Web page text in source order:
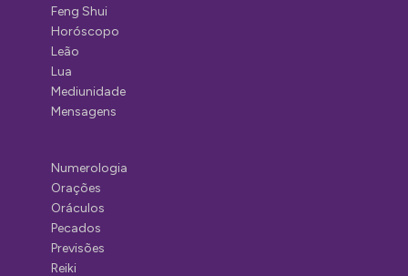
Feng Shui
Horóscopo
Leão
Lua
Mediunidade
Mensagens
Numerologia
Orações
Oráculos
Pecados
Previsões
Reiki